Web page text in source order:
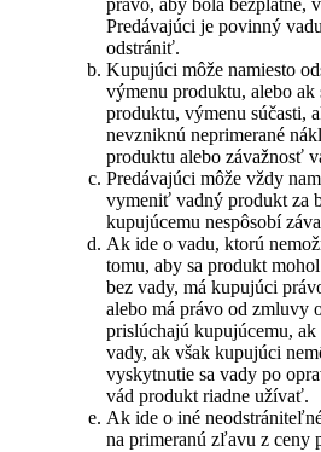
právo, aby bola bezplatne,
Predávajúci je povinný
odstrániť.
Kupujúci môže namiesto
výmenu produktu, alebo ak
produktu, výmenu súčasti,
nevzniknú neprimerané
produktu alebo závažnosť
Predávajúci môže vždy
vymeniť vadný produkt za
kupujúcemu nespôsobí
Ak ide o vadu, ktorú
tomu, aby sa produkt
bez vady, má kupujúci
alebo má právo od zmluvy
prislúchajú kupujúcemu,
vady, ak však kupujúci
vyskytnutie sa vady po
vád produkt riadne užívať.
Ak ide o iné
na primeranú zľavu z ceny